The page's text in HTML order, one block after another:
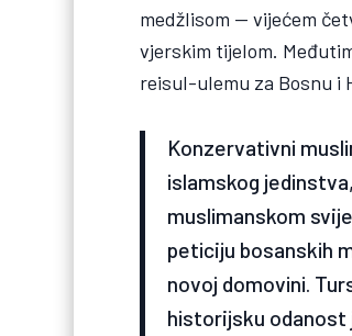
medžlisom — vijećem
vjerskim tijelom.
reisul-ulemu za Bosnu i
Konzervativni
islamskog
muslimanskom
peticiju bosanskih
novoj domovini.
historijsku odanost